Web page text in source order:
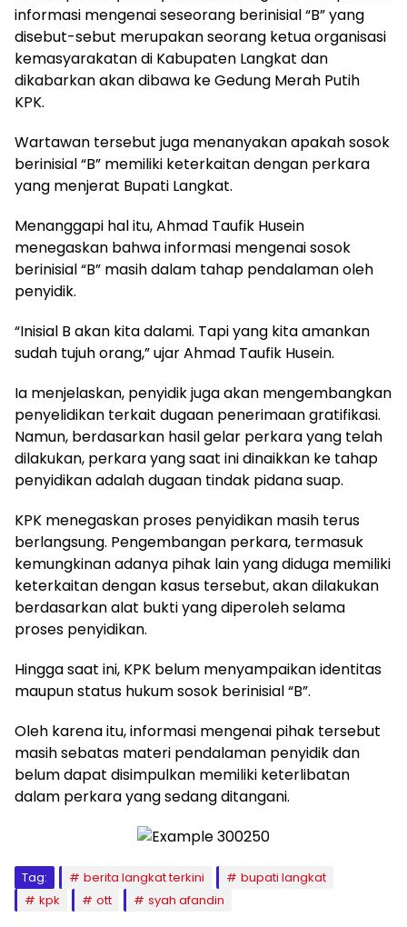
informasi mengenai seseorang berinisial “B” yang
disebut-sebut merupakan seorang ketua organisasi
kemasyarakatan di Kabupaten Langkat dan
dikabarkan akan dibawa ke Gedung Merah Putih
KPK.
Wartawan tersebut juga menanyakan apakah sosok
berinisial “B” memiliki keterkaitan dengan perkara
yang menjerat Bupati Langkat.
Menanggapi hal itu, Ahmad Taufik Husein
menegaskan bahwa informasi mengenai sosok
berinisial “B” masih dalam tahap pendalaman oleh
penyidik.
“Inisial B akan kita dalami. Tapi yang kita amankan
sudah tujuh orang,” ujar Ahmad Taufik Husein.
Ia menjelaskan, penyidik juga akan mengembangkan
penyelidikan terkait dugaan penerimaan gratifikasi.
Namun, berdasarkan hasil gelar perkara yang telah
dilakukan, perkara yang saat ini dinaikkan ke tahap
penyidikan adalah dugaan tindak pidana suap.
KPK menegaskan proses penyidikan masih terus
berlangsung. Pengembangan perkara, termasuk
kemungkinan adanya pihak lain yang diduga memiliki
keterkaitan dengan kasus tersebut, akan dilakukan
berdasarkan alat bukti yang diperoleh selama
proses penyidikan.
Hingga saat ini, KPK belum menyampaikan identitas
maupun status hukum sosok berinisial “B”.
Oleh karena itu, informasi mengenai pihak tersebut
masih sebatas materi pendalaman penyidik dan
belum dapat disimpulkan memiliki keterlibatan
dalam perkara yang sedang ditangani.
Tag: berita langkat terkini
bupati langkat
kpk
ott syah afandin